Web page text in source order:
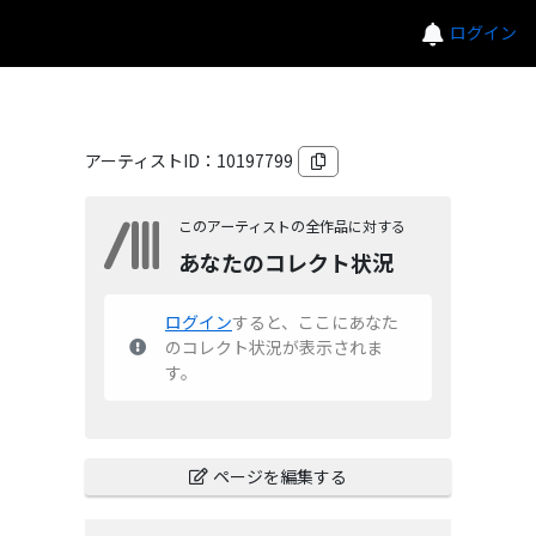
ログイン
アーティストID： 10197799
このアーティストの全作品に対する
あなたのコレクト状況
ログインすると、ここにあなた
のコレクト状況が表示されま
す。
ページを編集する